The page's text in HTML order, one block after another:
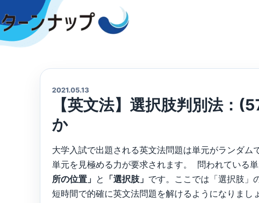
to
content
2021.05.13
【英文法】選択肢判別法：
か
大学入試で出題される英文法問題は単元がランダム
単元を見極める力が要求されます。 問われている
所の位置」
と 「選択肢」 です。ここでは「選択肢」
短時間で的確に英文法問題を解けるようになりまし